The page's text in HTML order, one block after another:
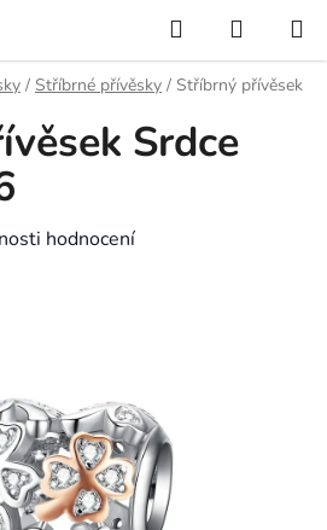
Hledat
KOŠÍK
/ Stříbrné přívěsky / Stříbrný přívěsek
Srdce
hodnocení